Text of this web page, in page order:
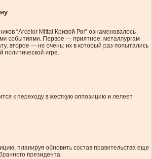
“Arcelor Mittal Кривой Рог” ознаменовалось
событиями. Первое — приятное: металлургам
второе — не очень: их в который раз попытались
политической игре.
к переходу в жесткую оппозицию и лелеет
планируя обновить состав правительства еще
президента.